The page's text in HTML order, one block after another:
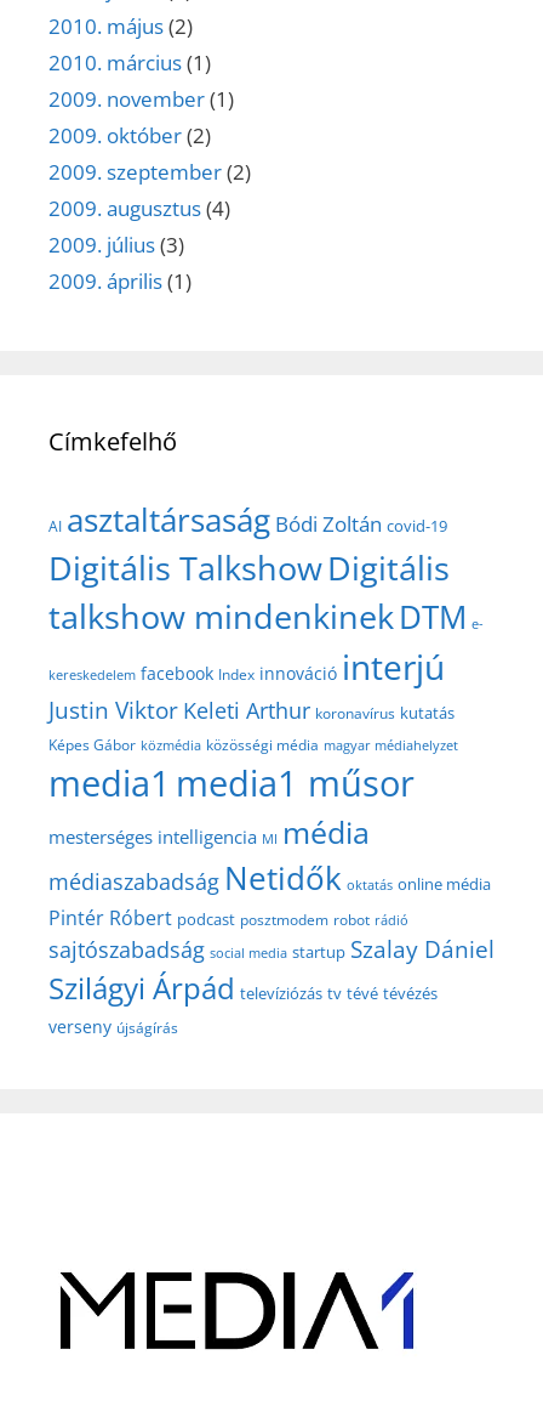
2010. május(2)
2010. március(1)
2009. november(1)
2009. október(2)
2009. szeptember(2)
2009. augusztus(4)
2009. július(3)
2009. április(1)
Címkefelhő
AI asztaltársaság Bódi Zoltán covid-19
Digitális TalkshowDigitális
talkshow mindenkinekDTM e-
kereskedelem facebook Index innováció interjú
Justin Viktor Keleti Arthur koronavírus kutatás
Képes Gábor közmédia közösségi média magyar médiahelyzet
media1 media1 műsor
mesterséges intelligencia MI média
médiaszabadság Netidők oktatás online média
Pintér Róbert podcast posztmodem robot rádió
sajtószabadság social media startup Szalay Dániel
Szilágyi Árpád televíziózás tv tévé tévézés
verseny újságírás